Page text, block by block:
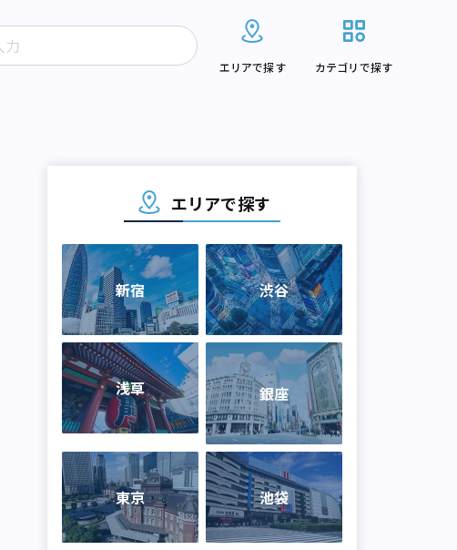
エリアで探す カテゴリで探す
エリアで探す
新宿 渋谷
浅草 銀座
東京 池袋